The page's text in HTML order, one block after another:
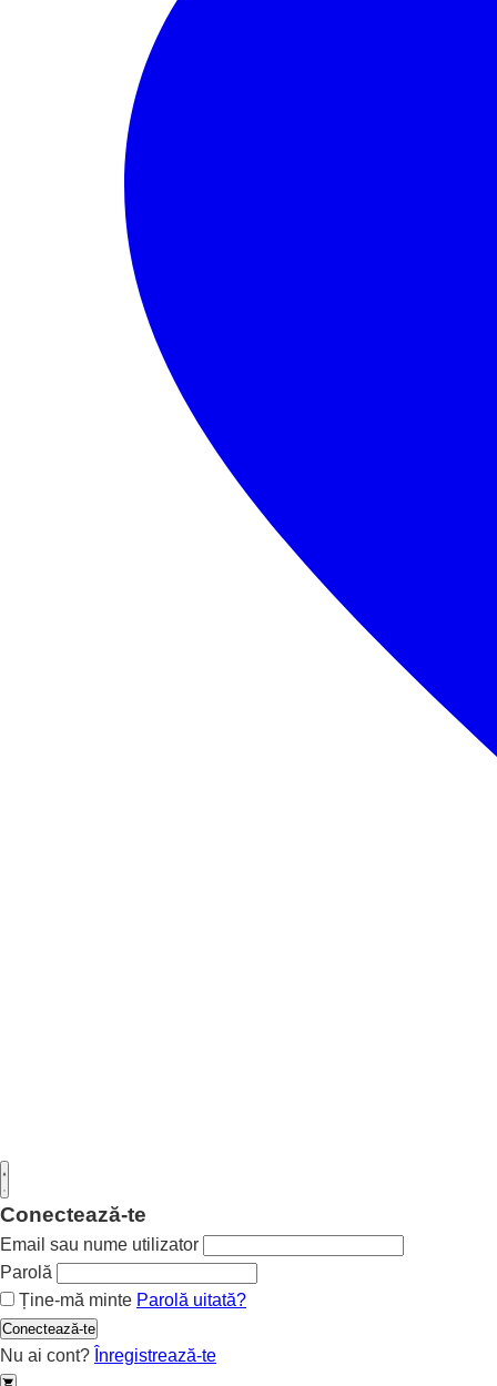
Conectează-te
Email sau nume utilizator
Parolă
Ține-mă minte Parolă uitată?
Conectează-te
Nu ai cont? Înregistrează-te